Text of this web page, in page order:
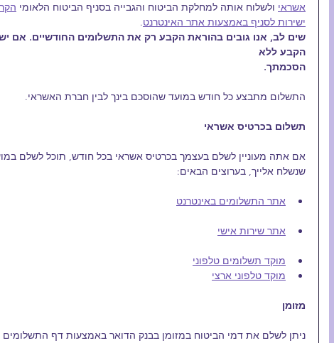
אשראי ולשלוח אותה למחלקת הביטוח והגבייה בסניף הביטוח הלאומי
ישירות לסניף באמצעות אתר האינטרנט.
שים לב, אנו גובים בהוראת הקבע רק את התשלומים החודשיים. אם
הקבע ללא
הסכמתך.
התשלום מתבצע כל חודש במועד שהוסכם בינך לבין חברת האשראי.
תשלום בכרטיס אשראי
אם אתה מעוניין לשלם בעצמך בכרטיס אשראי בכל חודש, תוכל לשלם
שנשלח אלייך, בערוצים הבאים:
אתר התשלומים באינטרנט
אתר שירות אישי
מוקד תשלומים טלפוני
מוקד טלפוני ארצי
מזומן
ניתן לשלם את דמי הביטוח במזומן בבנק הדואר באמצעות דף